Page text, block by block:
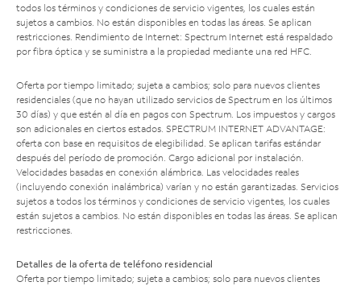
todos los términos y condiciones de servicio vigentes, los cuales están
sujetos a cambios. No están disponibles en todas las áreas. Se aplican
restricciones. Rendimiento de Internet: Spectrum Internet está respaldado
por fibra óptica y se suministra a la propiedad mediante una red HFC.
Oferta por tiempo limitado; sujeta a cambios; solo para nuevos clientes
residenciales (que no hayan utilizado servicios de Spectrum en los últimos
30 días) y que estén al día en pagos con Spectrum. Los impuestos y cargos
son adicionales en ciertos estados. SPECTRUM INTERNET ADVANTAGE:
oferta con base en requisitos de elegibilidad. Se aplican tarifas estándar
después del período de promoción. Cargo adicional por instalación.
Velocidades basadas en conexión alámbrica. Las velocidades reales
(incluyendo conexión inalámbrica) varían y no están garantizadas. Servicios
sujetos a todos los términos y condiciones de servicio vigentes, los cuales
están sujetos a cambios. No están disponibles en todas las áreas. Se aplican
restricciones.
Detalles de la oferta de teléfono residencial
Oferta por tiempo limitado; sujeta a cambios; solo para nuevos clientes